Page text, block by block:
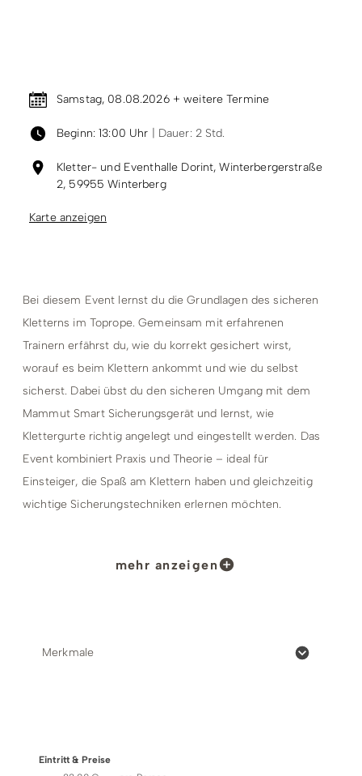
Samstag, 08.08.2026 + weitere Termine
Beginn: 13:00 Uhr | Dauer: 2 Std.
Kletter- und Eventhalle Dorint, Winterbergerstraße
2, 59955 Winterberg
Karte anzeigen
Bei diesem Event lernst du die Grundlagen des sicheren
Kletterns im Toprope. Gemeinsam mit erfahrenen
Trainern erfährst du, wie du korrekt gesichert wirst,
worauf es beim Klettern ankommt und wie du selbst
sicherst. Dabei übst du den sicheren Umgang mit dem
Mammut Smart Sicherungsgerät und lernst, wie
Klettergurte richtig angelegt und eingestellt werden. Das
Event kombiniert Praxis und Theorie – ideal für
Einsteiger, die Spaß am Klettern haben und gleichzeitig
wichtige Sicherungstechniken erlernen möchten.
ab 10 Personen und Termine auch
Treffpunkt:
mehr anzeigen
Merkmale
Eintritt & Preise